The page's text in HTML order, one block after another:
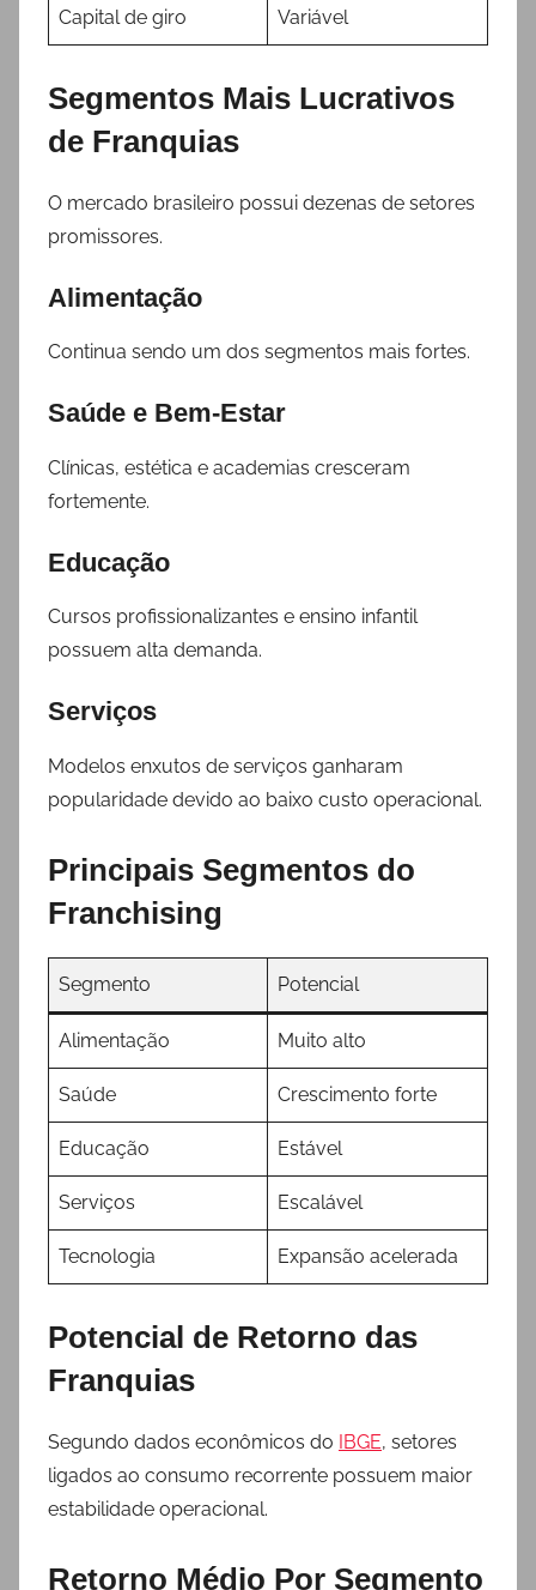
Capital de giro Variável
Segmentos Mais Lucrativos
de Franquias
O mercado brasileiro possui dezenas de setores
promissores.
Alimentação
Continua sendo um dos segmentos mais fortes.
Saúde e Bem-Estar
Clínicas, estética e academias cresceram
fortemente.
Educação
Cursos profissionalizantes e ensino infantil
possuem alta demanda.
Serviços
Modelos enxutos de serviços ganharam
popularidade devido ao baixo custo operacional.
Principais Segmentos do
Franchising
Segmento Potencial
Alimentação Muito alto
Saúde Crescimento forte
Educação Estável
Serviços Escalável
Tecnologia Expansão acelerada
Potencial de Retorno das
Franquias
Segundo dados econômicos do IBGE, setores
ligados ao consumo recorrente possuem maior
estabilidade operacional.
Retorno Médio Por Segmento